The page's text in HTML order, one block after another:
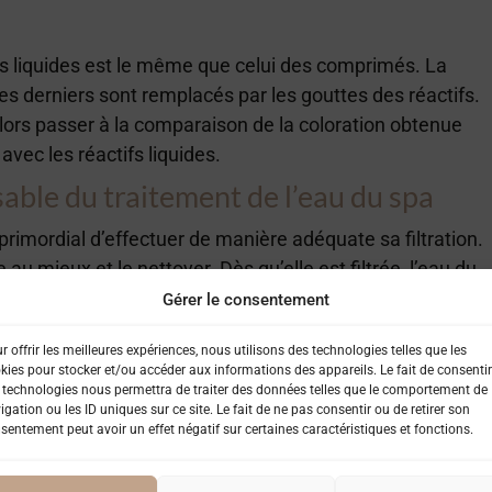
Gérer le consentement
offrir les meilleures expériences, nous utilisons des technologies telles que les
pour stocker et/ou accéder aux informations des appareils. Le fait de
technologies nous permettra de traiter des données telles que le comportement de
ou les ID uniques sur ce site. Le fait de ne pas consentir ou de retirer son
peut avoir un effet négatif sur certaines caractéristiques et fonctions.
liquides est le même que celui des comprimés. La
derniers sont remplacés par les gouttes des réactifs.
passer à la comparaison de la coloration obtenue
les réactifs liquides.
du traitement de l’eau du spa
d’effectuer de manière adéquate sa filtration.
mieux et le nettoyer. Dès qu’elle est filtrée, l’eau du
choisis avec soin.
UV
des produits ci-après :
mais qui irrite la peau de certaines personnes ;
Nordic car il peut causer des dommages
système olfactif;